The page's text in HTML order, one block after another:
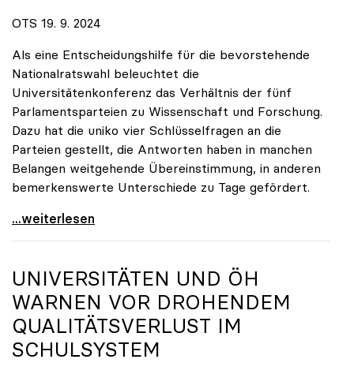
OTS 19. 9. 2024
Als eine Entscheidungshilfe für die bevorstehende
Nationalratswahl beleuchtet die
Universitätenkonferenz das Verhältnis der fünf
Parlamentsparteien zu Wissenschaft und Forschung.
Dazu hat die uniko vier Schlüsselfragen an die
Parteien gestellt, die Antworten haben in manchen
Belangen weitgehende Übereinstimmung, in anderen
bemerkenswerte Unterschiede zu Tage gefördert.
uniko-Fragen an die Parteien: Wie halten Sie es
...weiterlesen
UNIVERSITÄTEN UND ÖH
WARNEN VOR DROHENDEM
QUALITÄTSVERLUST IM
SCHULSYSTEM